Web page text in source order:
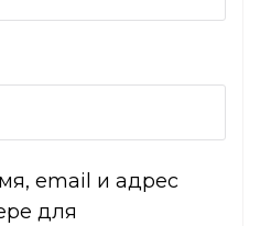
email и адрес
для